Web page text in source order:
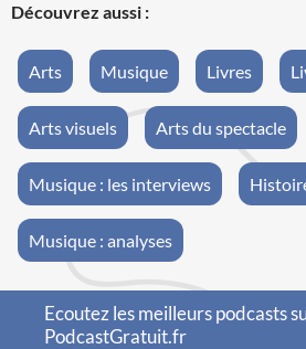
Découvrez aussi :
Arts Musique Livres
Arts visuels Arts du spectacle
Musique : les interviews
Musique : analyses
Ecoutez les meilleurs podcasts
PodcastGratuit.fr